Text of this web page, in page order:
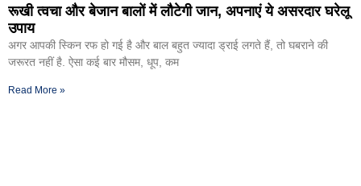
रूखी त्वचा और बेजान बालों में लौटेगी जान, अपनाएं ये असरदार घरेलू
उपाय
अगर आपकी स्किन रफ हो गई है और बाल बहुत ज्यादा ड्राई लगते हैं, तो घबराने की
जरूरत नहीं है. ऐसा कई बार मौसम, धूप, कम
Read More »